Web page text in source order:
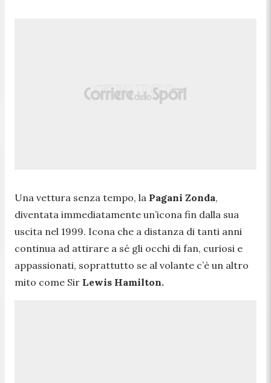
Una vettura senza tempo, la Pagani Zonda,
diventata immediatamente un’icona fin dalla sua
uscita nel 1999. Icona che a distanza di tanti anni
continua ad attirare a sé gli occhi di fan, curiosi e
appassionati, soprattutto se al volante c’è un altro
mito come Sir Lewis Hamilton.